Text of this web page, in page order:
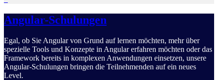
Angular-Schulungen
Egal, ob Sie Angular von Grund auf lernen möchten, mehr über
spezielle Tools und Konzepte in Angular erfahren möchten oder das
Framework bereits in komplexen Anwendungen einsetzen, unsere
Angular-Schulungen bringen die Teilnehmenden auf ein neues
Level.